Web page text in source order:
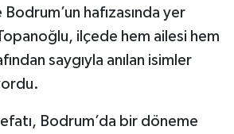
Bodrum’un hafızasında yer
ilçede hem ailesi hem
saygıyla anılan isimler
Bodrum’da bir döneme